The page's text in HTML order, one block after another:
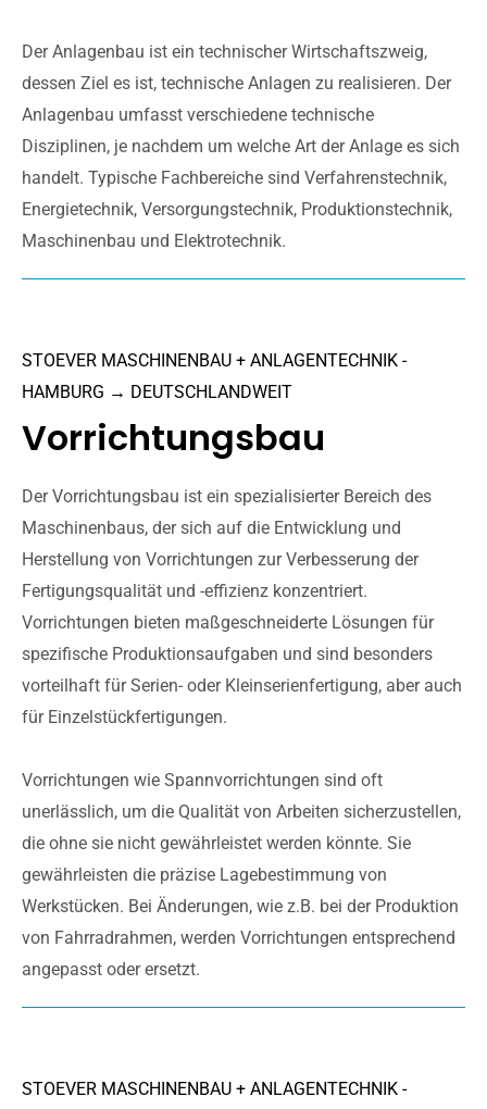
Der Anlagenbau ist ein technischer Wirtschaftszweig,
dessen Ziel es ist, technische Anlagen zu realisieren. Der
Anlagenbau umfasst verschiedene technische
Disziplinen, je nachdem um welche Art der Anlage es sich
handelt. Typische Fachbereiche sind Verfahrenstechnik,
Energietechnik, Versorgungstechnik, Produktionstechnik,
Maschinenbau und Elektrotechnik.
STOEVER MASCHINENBAU + ANLAGENTECHNIK -
HAMBURG → DEUTSCHLANDWEIT
Vorrichtungsbau
Der Vorrichtungsbau ist ein spezialisierter Bereich des
Maschinenbaus, der sich auf die Entwicklung und
Herstellung von Vorrichtungen zur Verbesserung der
Fertigungsqualität und -effizienz konzentriert.
Vorrichtungen bieten maßgeschneiderte Lösungen für
spezifische Produktionsaufgaben und sind besonders
vorteilhaft für Serien- oder Kleinserienfertigung, aber auch
für Einzelstückfertigungen.
Vorrichtungen wie Spannvorrichtungen sind oft
unerlässlich, um die Qualität von Arbeiten sicherzustellen,
die ohne sie nicht gewährleistet werden könnte. Sie
gewährleisten die präzise Lagebestimmung von
Werkstücken. Bei Änderungen, wie z.B. bei der Produktion
von Fahrradrahmen, werden Vorrichtungen entsprechend
angepasst oder ersetzt.
STOEVER MASCHINENBAU + ANLAGENTECHNIK -